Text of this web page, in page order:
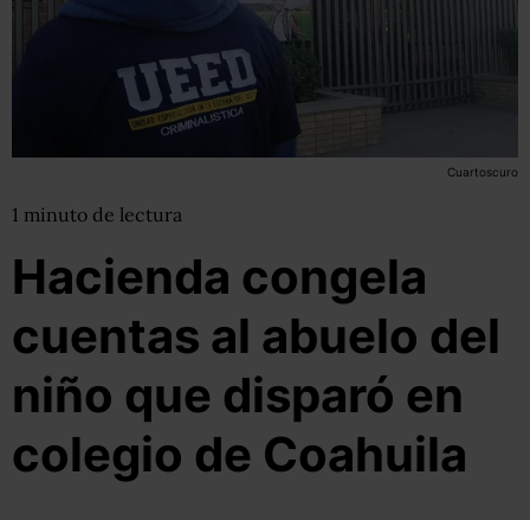
Cuartoscuro
1 minuto de lectura
Hacienda congela
cuentas al abuelo del
niño que disparó en
colegio de Coahuila